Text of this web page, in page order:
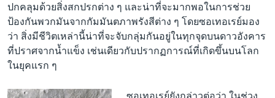
ปกคลุมด้วยสิ่งสกปรกต่าง ๆ และน่าที่จะมากพอในการช่วย
ป้องกันพวกมันจากกัมมันตภาพรังสีต่าง ๆ โดยซอเทอเรย์มอง
ว่า สิ่งมีชีวิตเหล่านี้น่าที่จะจับกลุ่มกันอยู่ในทุกจุดบนดาวอังคาร
ที่ปราศจากน้ำแข็ง เช่นเดียวกับปรากฏการณ์ที่เกิดขึ้นบนโลก
ในยุคแรก ๆ
ซอเทอเรย์ยังกล่าวต่อว่า ในช่วง